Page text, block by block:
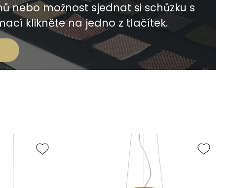
nebo možnost sjednat si schůzku s
klikněte na jedno z tlačítek.